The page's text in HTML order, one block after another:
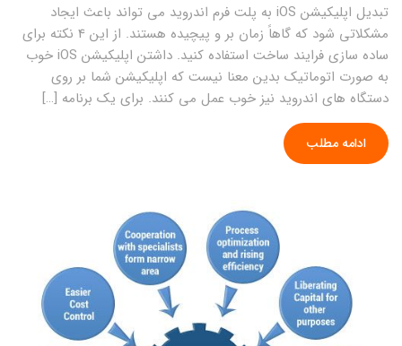
تبدیل اپلیکیشن iOS به پلت فرم اندروید می تواند باعث ایجاد
مشکلاتی شود که گاهاً زمان بر و پیچیده هستند. از این 4 نکته برای
ساده سازی فرایند ساخت استفاده کنید. داشتن اپلیکیشن iOS خوب
به صورت اتوماتیک بدین معنا نیست که اپلیکیشن شما بر روی
دستگاه های اندروید نیز خوب عمل می کنند. برای یک برنامه […]
ادامه مطلب